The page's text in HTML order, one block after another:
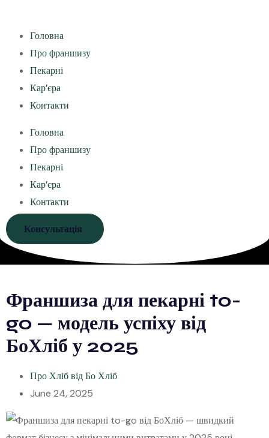
Головна
Про франшизу
Пекарні
Кар’єра
Контакти
Головна
Про франшизу
Пекарні
Кар’єра
Контакти
Консультація
Франшиза для пекарні to-
go — модель успіху від
БоХліб у 2025
Про Хліб від Бо Хліб
June 24, 2025